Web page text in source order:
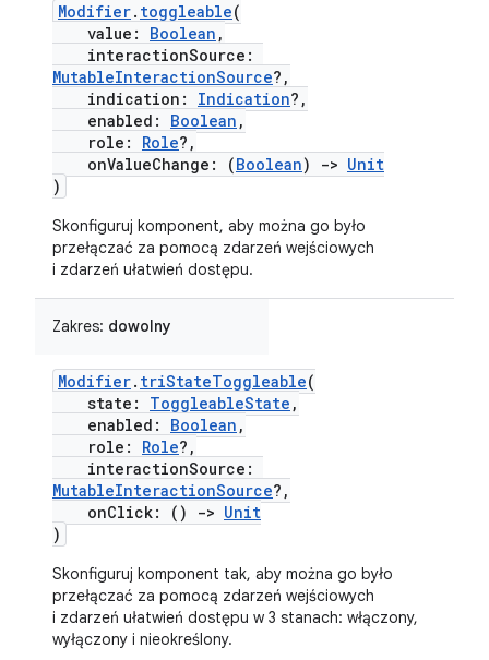
Modifier. toggleable(
value: Boolean ,
interactionSource:
MutableInteractionSource?,
indication: Indication?,
enabled: Boolean ,
role: Role?,
onValueChange: (Boolean) -> Unit
)
Skonfiguruj komponent, aby można go było
przełączać za pomocą zdarzeń wejściowych
i zdarzeń ułatwień dostępu.
Zakres: dowolny
Modifier. triStateToggleable(
state: ToggleableState ,
enabled: Boolean ,
role: Role?,
interactionSource:
MutableInteractionSource?,
onClick: ()
-> Unit
)
Skonfiguruj komponent tak, aby można go było
przełączać za pomocą zdarzeń wejściowych
i zdarzeń ułatwień dostępu w 3 stanach: włączony,
wyłączony i nieokreślony.